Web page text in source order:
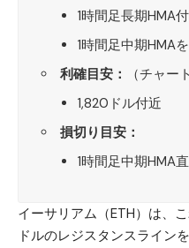
1時間足長期HMA
1時間足中期HMA
利確目安：
（チャー
1,820ドル付近
損切り目安：
1時間足中期HMA
イーサリアム（ETH） は、
ドルのレジスタンスライン